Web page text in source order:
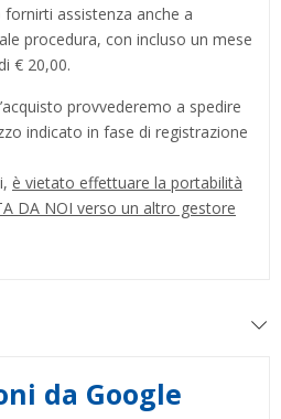
assistenza anche a
procedura, con incluso un mese
€ 20,00.
provvederemo a spedire
indicato in fase di registrazione
è vietato effettuare la portabilità
DA NOI verso un altro gestore
da Google